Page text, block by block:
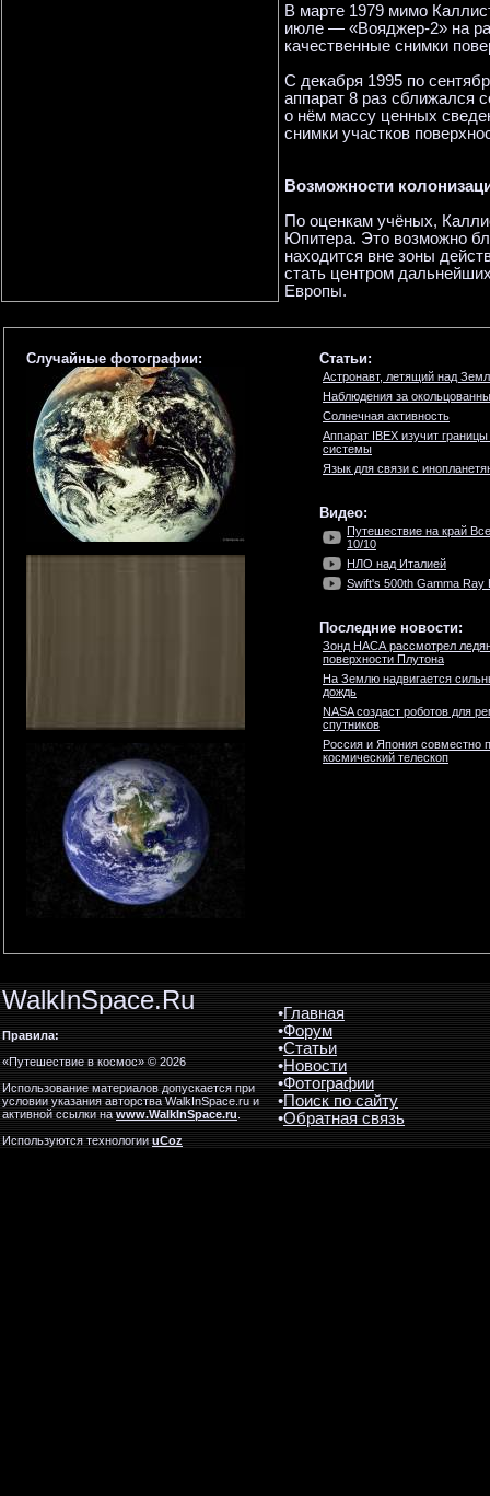
В марте 1979 мимо
июле — «Вояджер-2» на
качественные снимки
С декабря 1995 по
аппарат 8 раз сближался
о нём массу ценных
снимки участков
Возможности
По оценкам учёных,
Юпитера. Это возможно
находится вне зоны
стать центром
Европы.
Случайные фотографии: Статьи:
Астронавт, летящий над
Наблюдения за
Солнечная активность
Аппарат IBEX изучит
системы
Язык для связи с
Видео:
Путешествие на край
10/10
НЛО над Италией
Swift's 500th Gamma Ray
Последние новости:
Зонд НАСА рассмотрел
поверхности Плутона
На Землю надвигается
дождь
NASA создаст роботов для
спутников
Россия и Япония совместно
космический телескоп
WalkInSpace.Ru
Правила:
«Путешествие в космос» © 2026
Использование материалов допускается при
условии указания авторства WalkInSpace.ru и
активной ссылки наwww.WalkInSpace.ru.
Используются технологииuCoz
•Главная
•Форум
•Статьи
•Новости
•Фотографии
•Поиск по сайту
•Обратная связь